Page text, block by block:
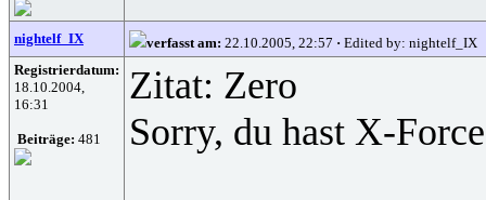
nightelf_IX verfasst am: 22.10.2005, 22:57 · Edited by: nightelf_IX
Registrierdatum:
18.10.2004,
16:31
Beiträge: 481
Zitat: Zero
Sorry, du hast X-